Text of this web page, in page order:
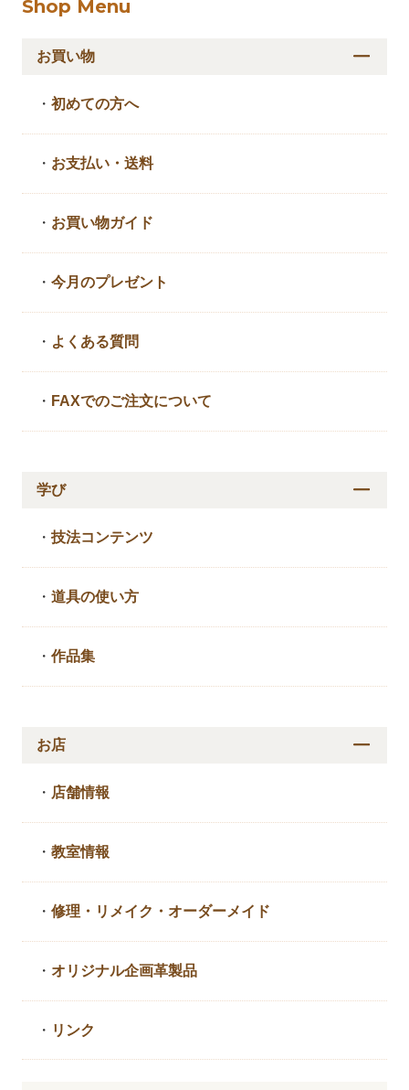
Shop Menu
お買い物
・初めての方へ
・ お支払い・送料
・ お買い物ガイド
・今月のプレゼント
・ よくある質問
・ FAXでのご注文について
学び
・技法コンテンツ
・道具の使い方
・作品集
お店
・ 店舗情報
・教室情報
・修理・リメイク・ オーダーメイド
・ オリジナル企画革製品
・ リンク